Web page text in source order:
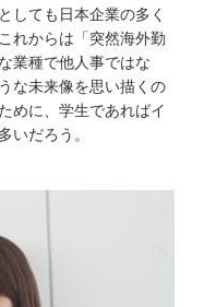
しても日本企業の多く
れからは「突然海外勤
業種で他人事ではな
な未来像を思い描くの
めに、学生であればイ
いだろう。